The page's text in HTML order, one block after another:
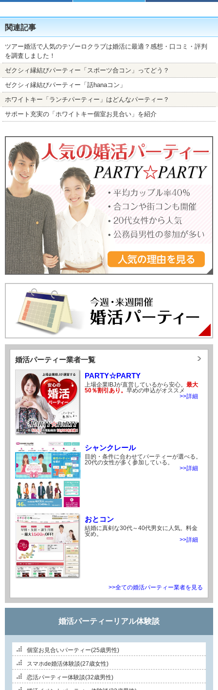
関連記事
ツアー婚活で人気のテゾーロクラブは婚活に最適？感想・口コミ・評判
を調査しました！
ゼクシィ縁結びパーティー「スポーツ合コン」ってどう？
ゼクシィ縁結びパーティー「話hanaコン」
ホワイトキー「ランチパーティー」はどんなパーティー？
サポート充実の「ホワイトキー個室お見合い」を紹介
婚活パーティー業者一覧
PARTY☆PARTY
上場企業IBJが直営しているから安心。 最大
50％割引あり。 早めの申込がオススメ
>>詳細
シャンクレール
目的・条件に合わせてパーティーが選べる。
20代の女性が多く参加している。
>>詳細
おとコン
結婚に真剣な30代～40代男女に人気。料金
安め。
>>詳細
>>全ての婚活パーティー業者を見る
婚活パーティーリアル体験談
個室お見合いパーティー(25歳男性)
スマホde婚活体験談(27歳女性)
恋活パーティー体験談(32歳男性)